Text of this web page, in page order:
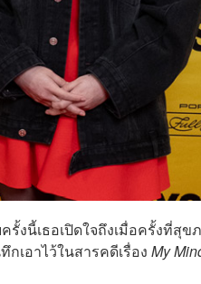
งนี้เธอเปิดใจถึงเมื่อครั้งที่สุข
เอาไว้ในสารคดีเรื่อง My